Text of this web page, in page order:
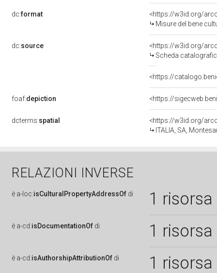
dc:format
<https://w3id.org/
Misure del bene
dc:source
<https://w3id.org/
Scheda
<https://
foaf:depiction <https://
dcterms:spatial
<https://w3id.org/
ITALIA, SA,
RELAZIONI INVERSE
è a-loc:isCulturalPropertyAddressOf di 1 risorsa
è a-cd:isDocumentationOf di 1 risorsa
è a-cd:isAuthorshipAttributionOf di 1 risorsa